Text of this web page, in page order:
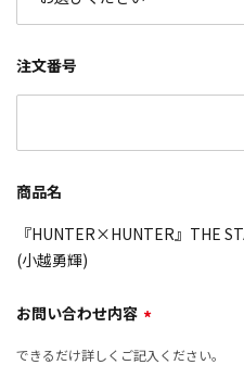
注文番号
商品名
『HUNTER×HUNTER』THE
(小越勇輝)
お問い合わせ内容 *
できるだけ詳しくご記入ください。